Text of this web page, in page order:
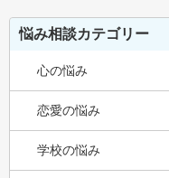
悩み相談カテゴリー
心の悩み
恋愛の悩み
学校の悩み